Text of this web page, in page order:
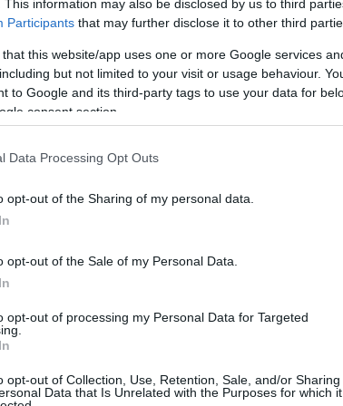
This information may also be disclosed by us to third
Participants that may further disclose it to other third
that this website/app uses one or more Google services
but not limited to your visit or usage behaviour.
to Google and its third-party tags to use your data for
consent section.
Data Processing Opt Outs
opt-out of the Sharing of my personal data.
opt-out of the Sale of my Personal Data.
opt-out of processing my Personal Data for Targeted
opt-out of Collection, Use, Retention, Sale, and/or Sharing
Data that Is Unrelated with the Purposes for which it
médiában tette közzé a felhívást,
események miatt vigyázzunk
gyermekeinkre. A rettegés fokát
ezzel magasabbra emelni
hivatalos rendőrségi hír egyáltalán
ügyről.
megye